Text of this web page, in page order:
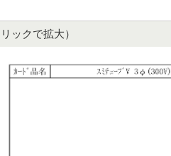
ックで拡大）